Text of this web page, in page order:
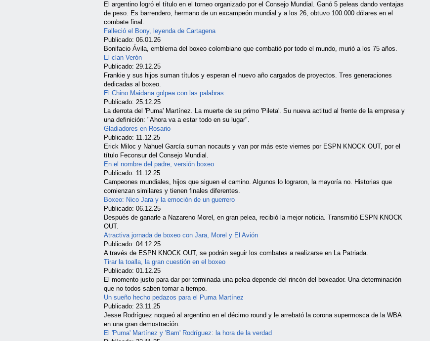
El argentino logró el título en el torneo organizado por el Consejo Mundial. Ganó 5 peleas dando ventajas
de peso. Es barrendero, hermano de un excampeón mundial y a los 26, obtuvo 100.000 dólares en el
combate final.
Falleció el Bony, leyenda de Cartagena
Publicado: 06.01.26
Bonifacio Ávila, emblema del boxeo colombiano que combatió por todo el mundo, murió a los 75 años.
El clan Verón
Publicado: 29.12.25
Frankie y sus hijos suman títulos y esperan el nuevo año cargados de proyectos. Tres generaciones
dedicadas al boxeo.
El Chino Maidana golpea con las palabras
Publicado: 25.12.25
La derrota del 'Puma' Martínez. La muerte de su primo 'Pileta'. Su nueva actitud al frente de la empresa y
una definición: "Ahora va a estar todo en su lugar".
Gladiadores en Rosario
Publicado: 11.12.25
Erick Miloc y Nahuel García suman nocauts y van por más este viernes por ESPN KNOCK OUT, por el
título Feconsur del Consejo Mundial.
En el nombre del padre, versión boxeo
Publicado: 11.12.25
Campeones mundiales, hijos que siguen el camino. Algunos lo lograron, la mayoría no. Historias que
comienzan similares y tienen finales diferentes.
Boxeo: Nico Jara y la emoción de un guerrero
Publicado: 06.12.25
Después de ganarle a Nazareno Morel, en gran pelea, recibió la mejor noticia. Transmitió ESPN KNOCK
OUT.
Atractiva jornada de boxeo con Jara, Morel y El Avión
Publicado: 04.12.25
A través de ESPN KNOCK OUT, se podrán seguir los combates a realizarse en La Patriada.
Tirar la toalla, la gran cuestión en el boxeo
Publicado: 01.12.25
El momento justo para dar por terminada una pelea depende del rincón del boxeador. Una determinación
que no todos saben tomar a tiempo.
Un sueño hecho pedazos para el Puma Martínez
Publicado: 23.11.25
Jesse Rodríguez noqueó al argentino en el décimo round y le arrebató la corona supermosca de la WBA
en una gran demostración.
El 'Puma' Martínez y 'Bam' Rodríguez: la hora de la verdad